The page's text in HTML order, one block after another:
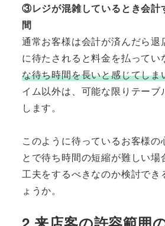
③レジが混雑しているとき会計
間
通常お客様は会計が済んだら退
に待たされると料金を払ってい
な待ち時間を長いと感じてしま
イム以外は、可能な限りテーブ
します。
このように待っているお客様の
とで待ち時間の短縮が難しい場
工夫をするべきなのか検討でき
ょうか。